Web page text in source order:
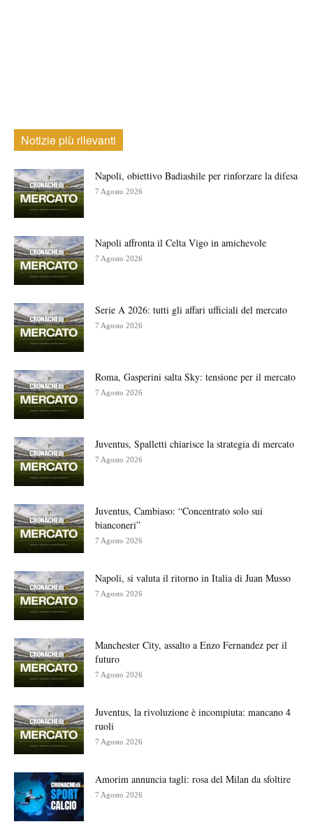
Notizie più rilevanti
Napoli, obiettivo Badiashile per rinforzare la difesa
7 Agosto 2026
Napoli affronta il Celta Vigo in amichevole
7 Agosto 2026
Serie A 2026: tutti gli affari ufficiali del mercato
7 Agosto 2026
Roma, Gasperini salta Sky: tensione per il mercato
7 Agosto 2026
Juventus, Spalletti chiarisce la strategia di mercato
7 Agosto 2026
Juventus, Cambiaso: “Concentrato solo sui
bianconeri”
7 Agosto 2026
Napoli, si valuta il ritorno in Italia di Juan Musso
7 Agosto 2026
Manchester City, assalto a Enzo Fernandez per il
futuro
7 Agosto 2026
Juventus, la rivoluzione è incompiuta: mancano 4
ruoli
7 Agosto 2026
Amorim annuncia tagli: rosa del Milan da sfoltire
7 Agosto 2026